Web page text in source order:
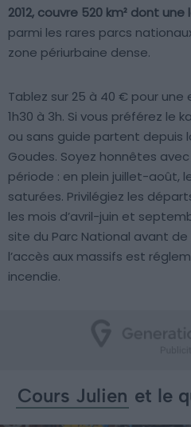
2012, couvre 520 km² dont
parmi les rares parcs
zone périurbaine dense.
Tablez sur 25 à 40 € pour une
1h30 à 3h. Si vous préférez le
ou sans guide partent depuis
Goudes. Soyez honnêtes
période : en plein juillet-août,
saturées. Privilégiez les
les mois d’avril-juin et
site du Parc National avant
l’accès aux massifs est
incendie.
Cours Julien et le